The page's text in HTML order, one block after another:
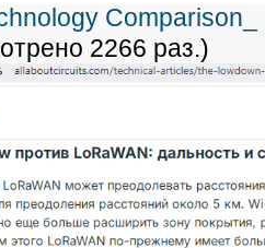
2266 раз.)